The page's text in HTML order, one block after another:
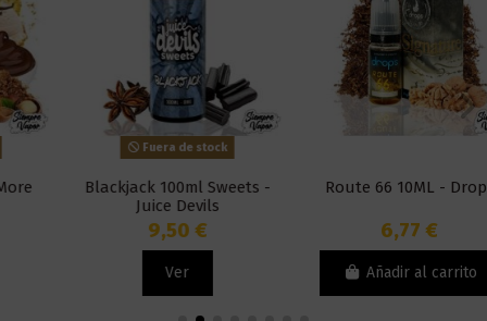
Fuera de stock
Blackjack 100ml Sweets -
Juice Devils
9,50 €
Route 66 10ML - Drops
6,77 €
Añadir al carrito